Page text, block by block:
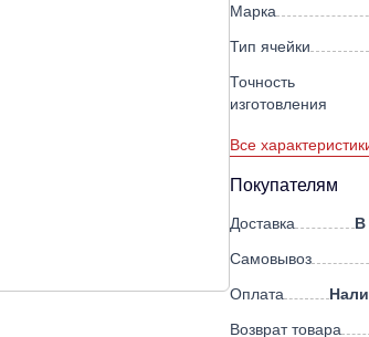
Марка
Тип ячейки
Точность
изготовления
Все
Покупателям
Доставка
В
Самовывоз
Оплата
Возврат товара